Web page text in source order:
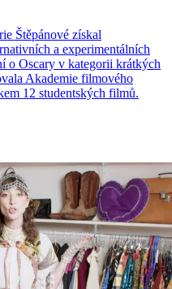
Štěpánové získal
a experimentálních
o Oscary v kategorii krátkých
Akademie filmového
12 studentských filmů.